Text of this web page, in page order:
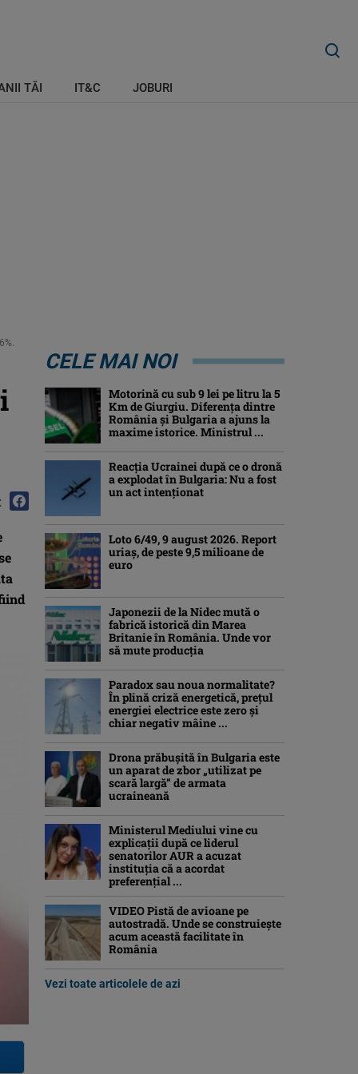
TĂI IT&C JOBURI
CELE MAI NOI
Motorină cu sub 9 lei pe litru la 5
Km de Giurgiu. Diferența dintre
România și Bulgaria a ajuns la
maxime istorice. Ministrul ...
Reacția Ucrainei după ce o dronă
a explodat în Bulgaria: Nu a fost
un act intenționat
Loto 6/49, 9 august 2026. Report
uriaș, de peste 9,5 milioane de
euro
Japonezii de la Nidec mută o
fabrică istorică din Marea
Britanie în România. Unde vor
să mute producția
Paradox sau noua normalitate?
În plină criză energetică, prețul
energiei electrice este zero și
chiar negativ mâine ...
Drona prăbuşită în Bulgaria este
un aparat de zbor „utilizat pe
scară largă” de armata
ucraineană
Ministerul Mediului vine cu
explicații după ce liderul
senatorilor AUR a acuzat
instituția că a acordat
preferențial ...
VIDEO Pistă de avioane pe
autostradă. Unde se construiește
acum această facilitate în
România
Vezi toate articolele de azi